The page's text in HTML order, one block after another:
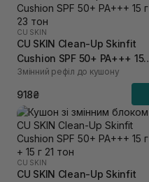
CU SKIN
CU SKIN Clean-Up Skinfit
Cushion SPF 50+ PA+++ 15 г
23 тон
Змінний рефіл до кушону
918₴
CU SKIN
CU SKIN Clean-Up Skinfit